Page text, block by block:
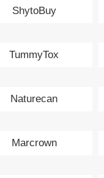
ShytoBuy
TummyTox
Naturecan
Marcrown